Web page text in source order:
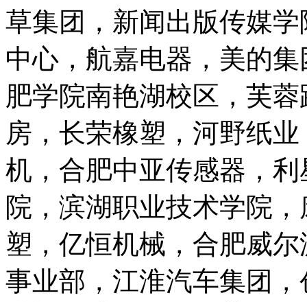
草集团，新闻出版传媒
中心，航嘉电器，美的
肥学院南艳湖校区，芙
房，长荣橡塑，河野纸
机，合肥中亚传感器，
院，滨湖职业技术学院
塑，亿恒机械，合肥威
事业部，江淮汽车集团